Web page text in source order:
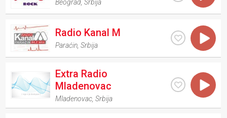
Beograd ,Srbija
Radio Kanal M
Paraćin ,Srbija
Extra Radio
Mladenovac
Mladenovac ,Srbija